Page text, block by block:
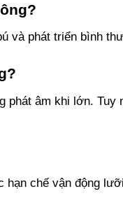
và phát triển bình
âm khi lớn. Tuy
hạn chế vận động